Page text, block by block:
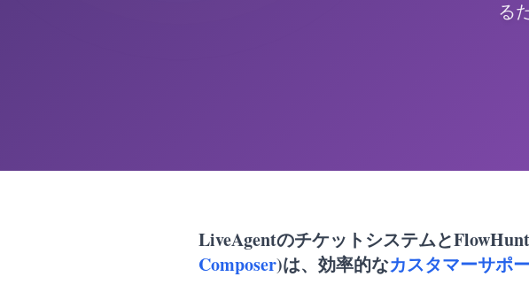
る
LiveAgentのチケットシステムと
Composer)は、効率的なカスタマーサポ